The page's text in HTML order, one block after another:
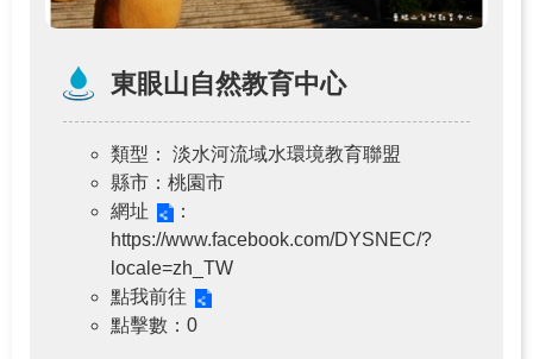
東眼山自然教育中心
類型 ： 淡水河流域水環境教育聯盟
縣市 ：桃園市
網址
：
https://www.facebook.com/DYSNEC/?
locale=zh_TW
點我前往
點擊數 ：0